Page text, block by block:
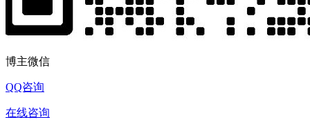
博主微信
QQ咨询
在线咨询